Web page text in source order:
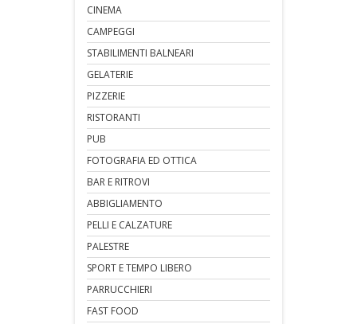
CINEMA
CAMPEGGI
STABILIMENTI BALNEARI
GELATERIE
PIZZERIE
RISTORANTI
PUB
FOTOGRAFIA ED OTTICA
BAR E RITROVI
ABBIGLIAMENTO
PELLI E CALZATURE
PALESTRE
SPORT E TEMPO LIBERO
PARRUCCHIERI
FAST FOOD